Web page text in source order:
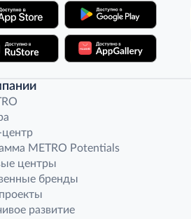
центр
METRO Potentials
центры
бренды
развитие